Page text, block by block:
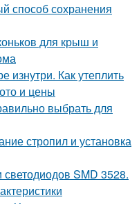
способ сохранения
для крыш и
изнутри. Как утеплить
и цены
выбрать для
стропил и установка
светодиодов SMD 3528.